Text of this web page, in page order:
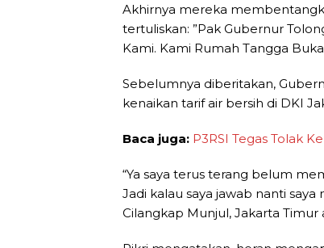
Akhirnya mereka
tertuliskan: ”Pak Gubernur
Kami. Kami Rumah Tangga
Sebelumnya diberitakan,
kenaikan tarif air bersih di DKI
Baca juga: P3RSI Tegas Tolak
“Ya saya terus terang belum
Jadi kalau saya jawab nanti
Cilangkap Munjul, Jakarta Timur